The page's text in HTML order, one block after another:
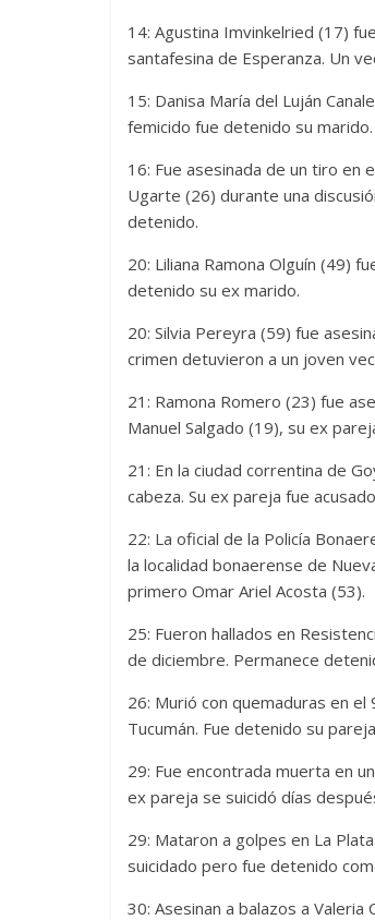
14: Agustina Imvinkelried (17)
santafesina de Esperanza. Un
15: Danisa María del Luján
femicido fue detenido su marido.
16: Fue asesinada de un tiro en
Ugarte (26) durante una
detenido.
20: Liliana Ramona Olguín (49)
detenido su ex marido.
20: Silvia Pereyra (59) fue
crimen detuvieron a un joven
21: Ramona Romero (23) fue
Manuel Salgado (19), su ex
21: En la ciudad correntina de
cabeza. Su ex pareja fue
22: La oficial de la Policía
la localidad bonaerense de
primero Omar Ariel Acosta (53).
25: Fueron hallados en
de diciembre. Permanece
26: Murió con quemaduras en
Tucumán. Fue detenido su
29: Fue encontrada muerta en
ex pareja se suicidó días
29: Mataron a golpes en La
suicidado pero fue detenido
30: Asesinan a balazos a